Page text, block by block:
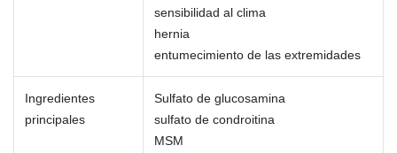
sensibilidad al clima
hernia
entumecimiento de las extremidades
Ingredientes
principales
Sulfato de glucosamina
sulfato de condroitina
MSM